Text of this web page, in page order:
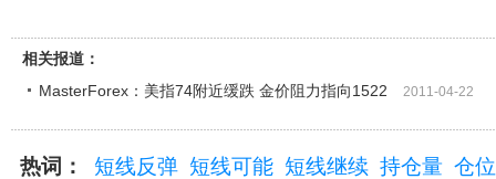
相关报道：
MasterForex：美指74附近缓跌 金价阻力指向1522
2011-04-22
热词： 短线反弹 短线可能 短线继续 持仓量 仓位